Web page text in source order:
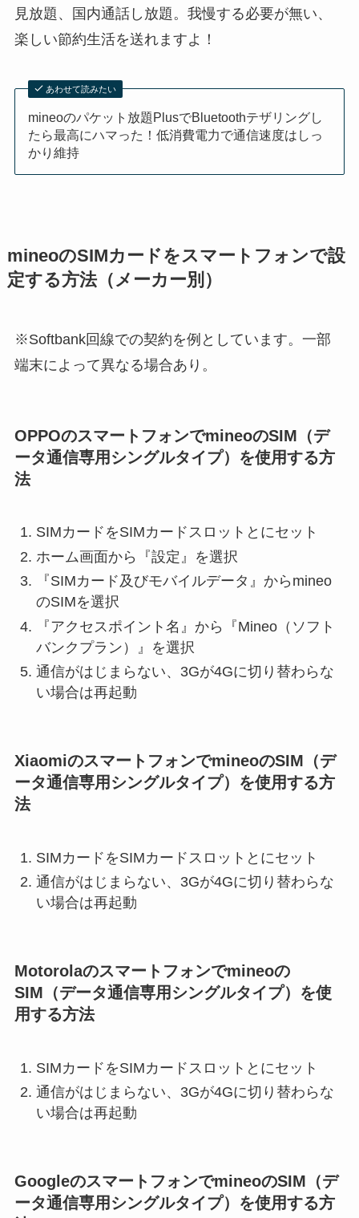
見放題、国内通話し放題。我慢する必要が無い、
楽しい節約生活を送れますよ！
あわせて読みたい
mineoのパケット放題PlusでBluetoothテザリングし
たら最高にハマった！低消費電力で通信速度はしっ
かり維持
mineoのSIMカードをスマートフォンで設
定する方法（メーカー別）
※Softbank回線での契約を例としています。一部
端末によって異なる場合あり。
OPPOのスマートフォンでmineoのSIM（デ
ータ通信専用シングルタイプ）を使用する方
法
SIMカードをSIMカードスロットとにセット
ホーム画面から『設定』を選択
『SIMカード及びモバイルデータ』からmineo
のSIMを選択
『アクセスポイント名』から『Mineo（ソフト
バンクプラン）』を選択
通信がはじまらない、3Gが4Gに切り替わらな
い場合は再起動
XiaomiのスマートフォンでmineoのSIM（デ
ータ通信専用シングルタイプ）を使用する方
法
SIMカードをSIMカードスロットとにセット
通信がはじまらない、3Gが4Gに切り替わらな
い場合は再起動
Motorolaのスマートフォンでmineoの
SIM（データ通信専用シングルタイプ）を使
用する方法
SIMカードをSIMカードスロットとにセット
通信がはじまらない、3Gが4Gに切り替わらな
い場合は再起動
GoogleのスマートフォンでmineoのSIM（デ
ータ通信専用シングルタイプ）を使用する方